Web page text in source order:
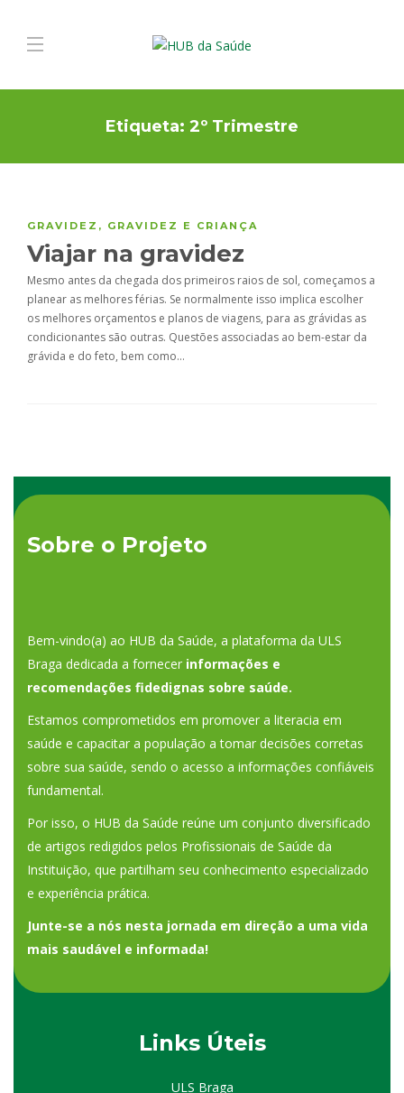
Etiqueta: 2º Trimestre
GRAVIDEZ , GRAVIDEZ E CRIANÇA
Viajar na gravidez
Mesmo antes da chegada dos primeiros raios de sol, começamos a
planear as melhores férias. Se normalmente isso implica escolher
os melhores orçamentos e planos de viagens, para as grávidas as
condicionantes são outras. Questões associadas ao bem-estar da
grávida e do feto, bem como…
Sobre o Projeto
Bem-vindo(a) ao HUB da Saúde, a plataforma da ULS
Braga dedicada a fornecer informações e
recomendações fidedignas sobre saúde.
Estamos comprometidos em promover a literacia em
saúde e capacitar a população a tomar decisões corretas
sobre sua saúde, sendo o acesso a informações confiáveis
fundamental.
Por isso, o HUB da Saúde reúne um conjunto diversificado
de artigos redigidos pelos Profissionais de Saúde da
Instituição, que partilham seu conhecimento especializado
e experiência prática.
Junte-se a nós nesta jornada em direção a uma vida
mais saudável e informada!
Links Úteis
ULS Braga